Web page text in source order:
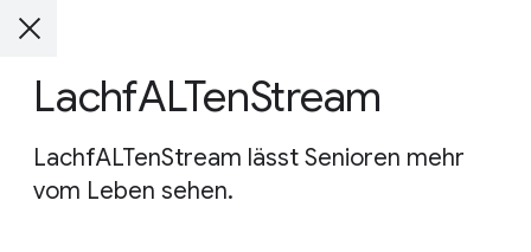
LachfALTenStream
LachfALTenStream lässt Senioren mehr
vom Leben sehen.